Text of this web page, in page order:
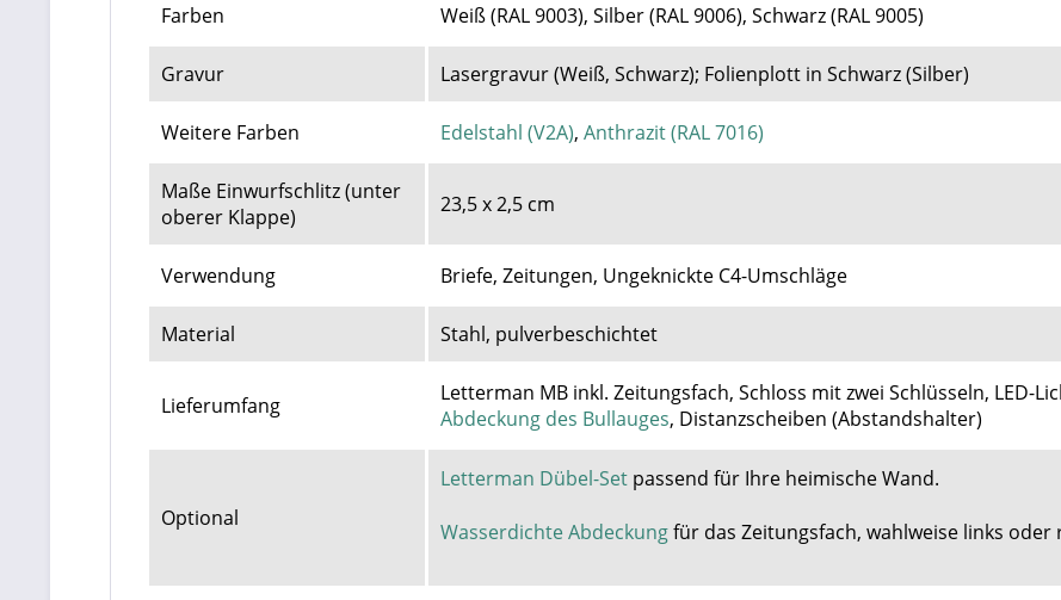
Farben Weiß (RAL 9003), Silber (RAL 9006), Schwarz (RAL 9005)
Gravur Lasergravur (Weiß, Schwarz); Folienplott in Schwarz (Silber)
Weitere Farben Edelstahl (V2A), Anthrazit (RAL 7016)
Maße Einwurfschlitz (unter
oberer Klappe)
23,5 x 2,5 cm
Verwendung Briefe, Zeitungen, Ungeknickte C4-Umschläge
Material Stahl, pulverbeschichtet
Lieferumfang Letterman MB inkl. Zeitungsfach, Schloss mit zwei Schlüsseln, LED-
Abdeckung des Bullauges, Distanzscheiben (Abstandshalter)
Optional
Letterman Dübel-Set passend für Ihre heimische Wand.
Wasserdichte Abdeckungfür das Zeitungsfach, wahlweise links oder